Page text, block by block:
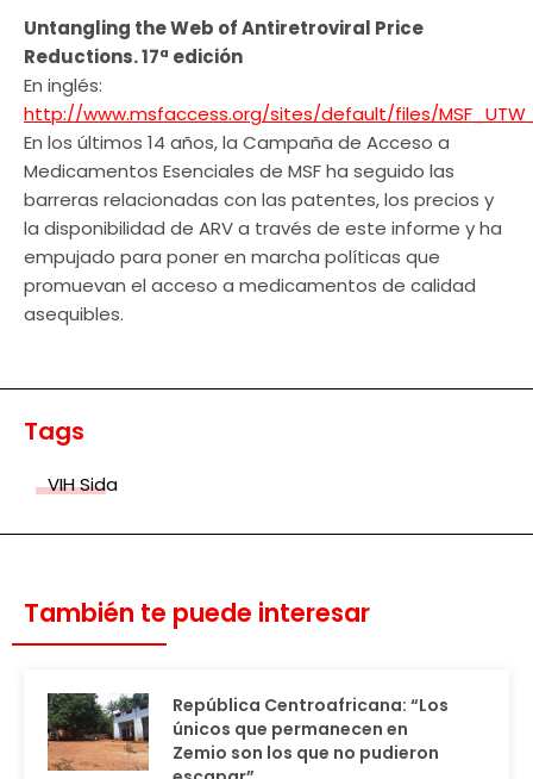
Untangling the Web of Antiretroviral Price
Reductions. 17ª edición
En inglés:
http://www.msfaccess.org/sites/default/files/
En los últimos 14 años, la Campaña de Acceso a
Medicamentos Esenciales de MSF ha seguido las
barreras relacionadas con las patentes, los precios y
la disponibilidad de ARV a través de este informe y ha
empujado para poner en marcha políticas que
promuevan el acceso a medicamentos de calidad
asequibles.
Tags
VIH Sida
También te puede interesar
República Centroafricana: “Los
únicos que permanecen en
Zemio son los que no pudieron